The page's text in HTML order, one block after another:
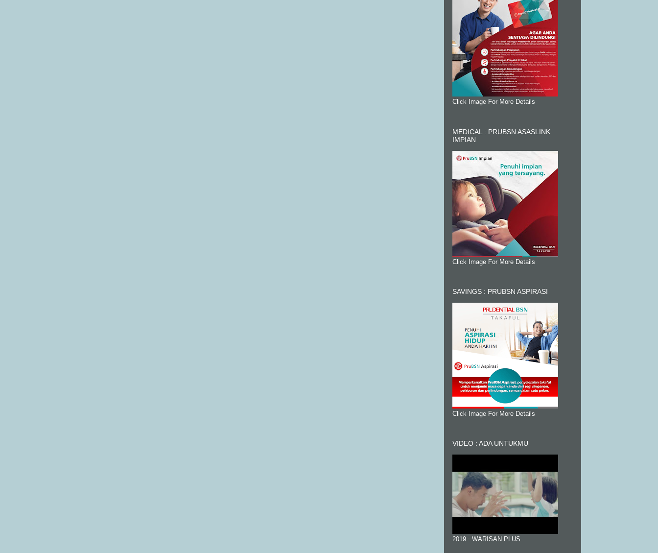
Click Image For More Details
MEDICAL : PRUBSN ASASLINK
IMPIAN
Click Image For More Details
SAVINGS : PRUBSN ASPIRASI
Click Image For More Details
VIDEO : ADA UNTUKMU
2019 : WARISAN PLUS